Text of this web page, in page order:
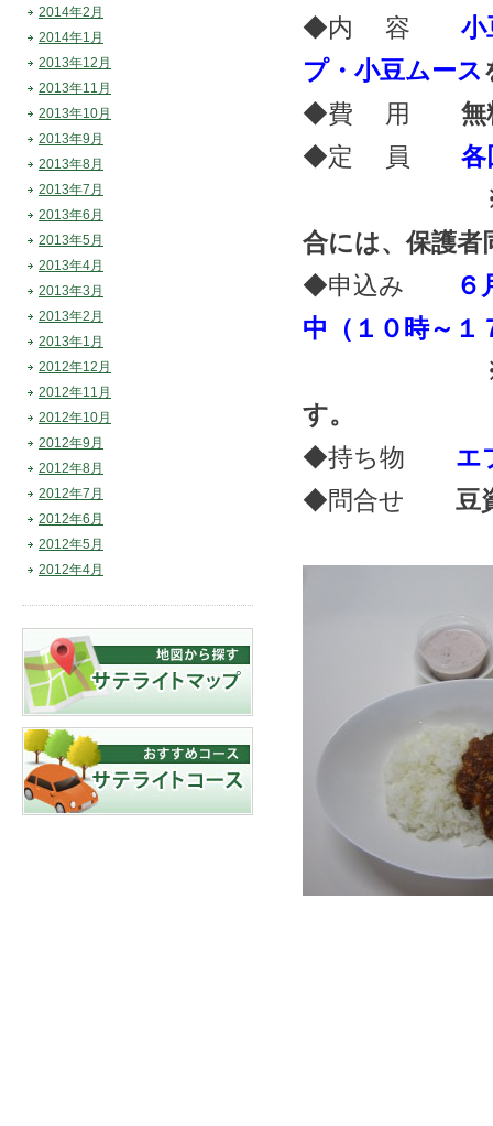
◆内 容 小
プ・小豆ムース
◆費 用 無
◆定 員 各
※小学校低
合には、保護者
◆申込み
中（１０時～１
※お電話ま
す。
◆持ち物 エ
◆問合せ 豆
2014年2月
2014年1月
2013年12月
2013年11月
2013年10月
2013年9月
2013年8月
2013年7月
2013年6月
2013年5月
2013年4月
2013年3月
2013年2月
2013年1月
2012年12月
2012年11月
2012年10月
2012年9月
2012年8月
2012年7月
2012年6月
2012年5月
2012年4月